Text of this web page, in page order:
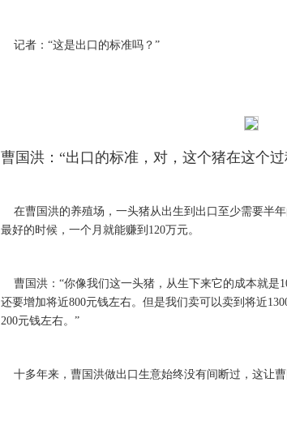
记者：“这是出口的标准吗？”
曹国洪：“出口的标准，对，这个猪在这个
在曹国洪的养殖场，一头猪从出生到出口至少需要半
最好的时候，一个月就能赚到120万元。
曹国洪：“你像我们这一头猪，从生下来它的成本就是
还要增加将近800元钱左右。但是我们卖可以卖到将近
200元钱左右。”
十多年来，曹国洪做出口生意始终没有间断过，这让曹